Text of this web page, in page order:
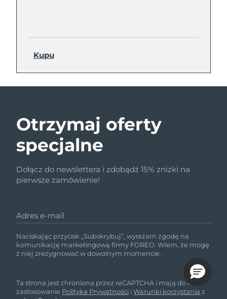
Kupu
Otrzymaj oferty
specjalne
Dołącz do newslettera i zdobądź 15% zniżki na
pierwsze zamówienie!
Adres e-mail
Naciskając przycisk „Subskrybuj”, wyrażam zgodę na
komunikację marketingową firmy FOREO. Wiem, że mogę
z niej zrezygnować w dowolnym momencie.
Ta strona jest chroniona przez reCAPTCHA i mają do niej
zastosowanie Polityka Prywatności iWarunki korzystania z